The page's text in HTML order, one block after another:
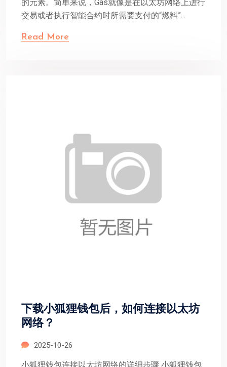
的元素。简单来说，Gas就像是在以太坊网络上进行
交易或者执行智能合约时所需要支付的“燃料”...
Read More
下载小狐狸钱包后，如何连接以太坊
网络？
2025-10-26